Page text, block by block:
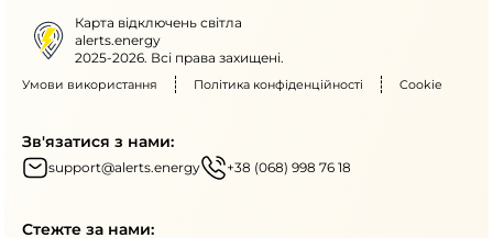
Карта відключень світла
alerts.energy
2025-2026. Всі права захищені.
Умови використання Політика конфіденційності Cookie
Зв'язатися з нами:
support@alerts.energy +38 (068) 998 76 18
Стежте за нами: